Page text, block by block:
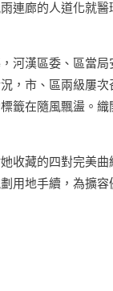
連廊的人道化就醫
河漢區委、區當局
，市、區兩級屢次
籤在隨風飄盪。織
收藏的四對完美曲
用地手續，為擴